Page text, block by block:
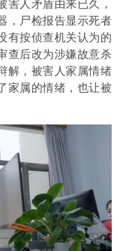
害人矛盾由来已久，
，尸检报告显示死者
有按侦查机关认为的
查后改为涉嫌故意杀
解，被害人家属情绪
家属的情绪，也让被